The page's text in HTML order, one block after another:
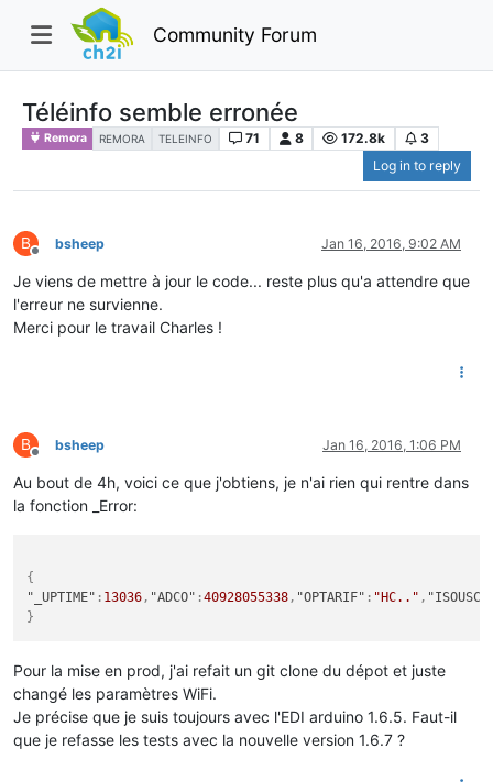
Community Forum
Téléinfo semble erronée
Remora REMORA TELEINFO 71 8 172.8k
3
Log in to reply
B
Offline
bsheep Jan 16, 2016, 9:02 AM
Je viens de mettre à jour le code... reste plus qu'a attendre que
l'erreur ne survienne.
Merci pour le travail Charles !
B
Offline
bsheep Jan 16, 2016, 1:06 PM
Au bout de 4h, voici ce que j'obtiens, je n'ai rien qui rentre dans
la fonction _Error:
{
"_UPTIME" : 13036, "ADCO" :40928055338, "OPTARIF" : "HC.." , "ISOUSC"
}
Pour la mise en prod, j'ai refait un git clone du dépot et juste
changé les paramètres WiFi.
Je précise que je suis toujours avec l'EDI arduino 1.6.5. Faut-il
que je refasse les tests avec la nouvelle version 1.6.7 ?